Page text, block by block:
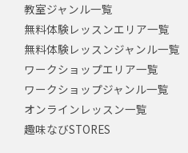
教室ジャンル一覧
無料体験レッスンエリア一覧
無料体験レッスンジャンル一覧
ワークショップエリア一覧
ワークショップジャンル一覧
オンラインレッスン一覧
趣味なびSTORES